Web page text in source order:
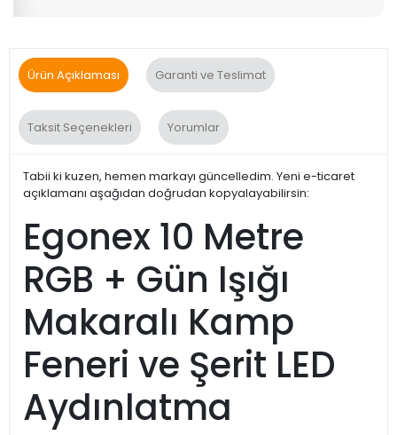
Ürün Açıklaması Garanti ve Teslimat
Taksit Seçenekleri Yorumlar
Tabii ki kuzen, hemen markayı güncelledim. Yeni e-ticaret
açıklamanı aşağıdan doğrudan kopyalayabilirsin:
Egonex 10 Metre
RGB + Gün Işığı
Makaralı Kamp
Feneri ve Şerit LED
Aydınlatma